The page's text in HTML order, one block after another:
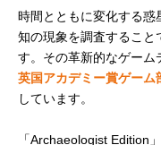
時間とともに変化する
知の現象を調査すること
す。その革新的なゲーム
英国アカデミー賞ゲーム
しています。
「Archaeologist Edition